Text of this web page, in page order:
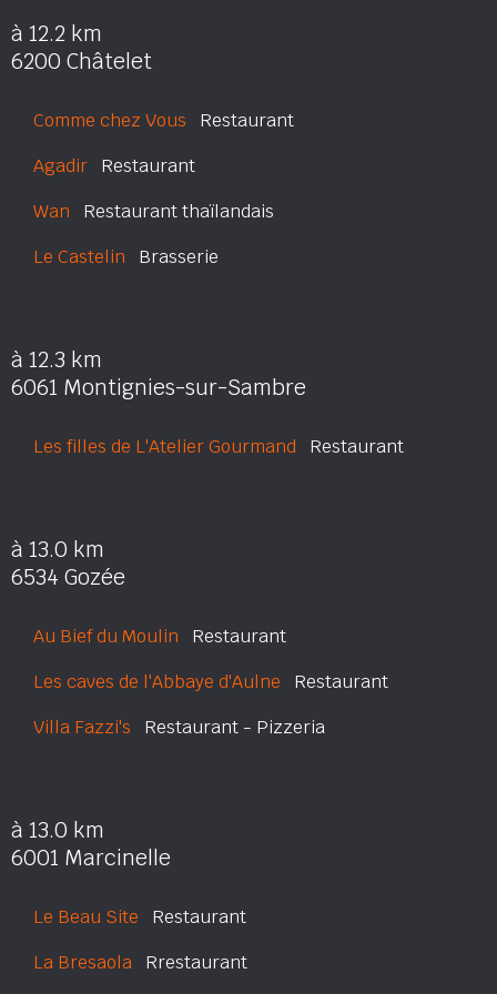
à 12.2 km
6200 Châtelet
Comme chez Vous Restaurant
Agadir Restaurant
Wan Restaurant thaïlandais
Le Castelin Brasserie
à 12.3 km
6061 Montignies-sur-Sambre
Les filles de L'Atelier Gourmand Restaurant
à 13.0 km
6534 Gozée
Au Bief du Moulin Restaurant
Les caves de l'Abbaye d'Aulne Restaurant
Villa Fazzi's Restaurant - Pizzeria
à 13.0 km
6001 Marcinelle
Le Beau Site Restaurant
La Bresaola Rrestaurant